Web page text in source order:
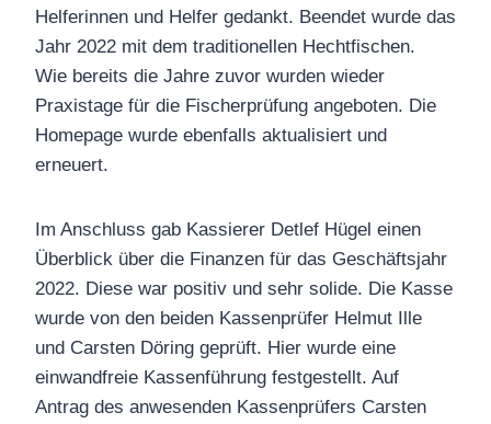
Helferinnen und Helfer gedankt. Beendet wurde das
Jahr 2022 mit dem traditionellen Hechtfischen.
Wie bereits die Jahre zuvor wurden wieder
Praxistage für die Fischerprüfung angeboten. Die
Homepage wurde ebenfalls aktualisiert und
erneuert.
Im Anschluss gab Kassierer Detlef Hügel einen
Überblick über die Finanzen für das Geschäftsjahr
2022. Diese war positiv und sehr solide. Die Kasse
wurde von den beiden Kassenprüfer Helmut Ille
und Carsten Döring geprüft. Hier wurde eine
einwandfreie Kassenführung festgestellt. Auf
Antrag des anwesenden Kassenprüfers Carsten